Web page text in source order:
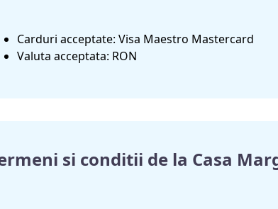
Carduri acceptate: Visa Maestro Mastercard
Valuta acceptata: RON
si conditii de la Casa